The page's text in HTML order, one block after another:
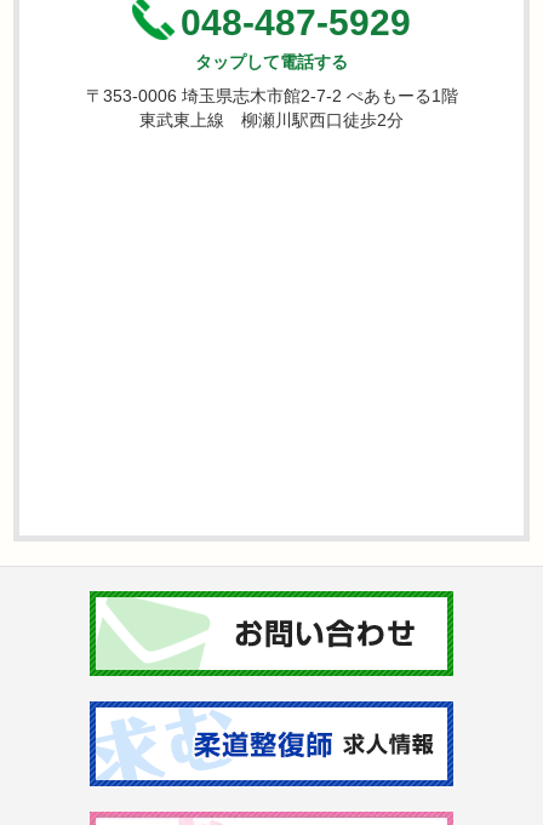
048-487-5929
タップして電話する
〒353-0006 埼玉県志木市館2-7-2 ぺあもーる1階
東武東上線 柳瀬川駅西口徒歩2分